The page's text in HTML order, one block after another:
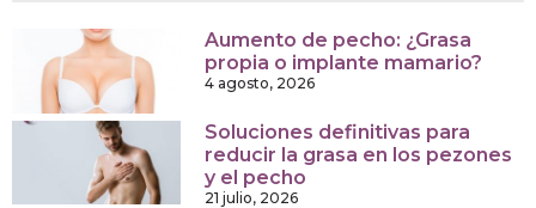
Aumento de pecho: ¿Grasa
propia o implante mamario?
4 agosto, 2026
Soluciones definitivas para
reducir la grasa en los pezones
y el pecho
21 julio, 2026